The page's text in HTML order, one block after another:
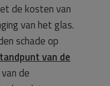
de kosten van
van het glas.
schade op
van de
de